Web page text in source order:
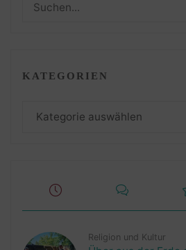
KATEGORIEN
Kategorien
Religion und Kultur